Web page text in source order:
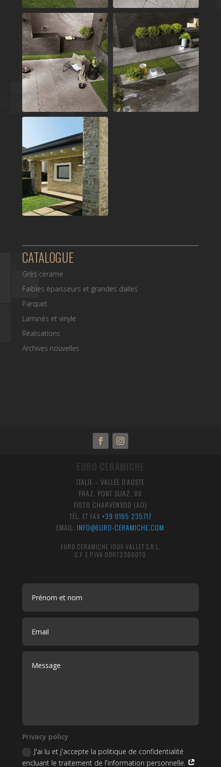
CATALOGUE
Grès cérame
Faibles épaisseurs et grandes dalles
Parquet
Laminés et vinyle
Réalisations
Archives nouvelles
EURO CERAMICHE
ITALIE – VALLÉE D’AOSTE
FRAZ. PONT SUAZ, 86
11020 CHARVENSOD (AO)
TÉL. ET FAX +39 0165 235717
EMAIL: INFO@EURO-CERAMICHE.COM
EURO CERAMICHE JOUX-VALLET S.R.L.
C.F. E P.IVA 00672360070
Privacy policy
J'ai lu et j'accepte la politique de confidentialité
encluant le traitement de l'information personnelle.